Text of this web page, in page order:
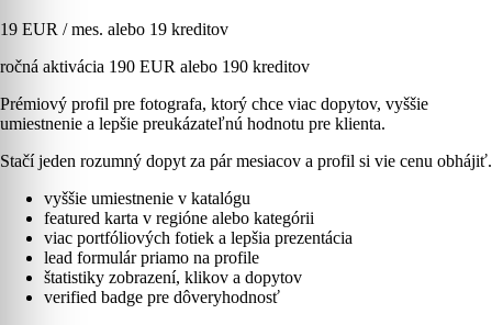
19 EUR / mes. alebo 19 kreditov
ročná aktivácia 190 EUR alebo 190 kreditov
Prémiový profil pre fotografa, ktorý chce viac dopytov, vyššie
umiestnenie a lepšie preukázateľnú hodnotu pre klienta.
Stačí jeden rozumný dopyt za pár mesiacov a profil si vie cenu obhájiť.
vyššie umiestnenie v katalógu
featured karta v regióne alebo kategórii
viac portfóliových fotiek a lepšia prezentácia
lead formulár priamo na profile
štatistiky zobrazení, klikov a dopytov
verified badge pre dôveryhodnosť